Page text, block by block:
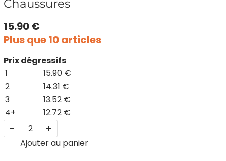
Chaussures
15.90 €
Plus que 10 articles
Prix dégressifs
1
15.90 €
2
14.31 €
3
13.52 €
4+
12.72 €
- +
Ajouter au panier